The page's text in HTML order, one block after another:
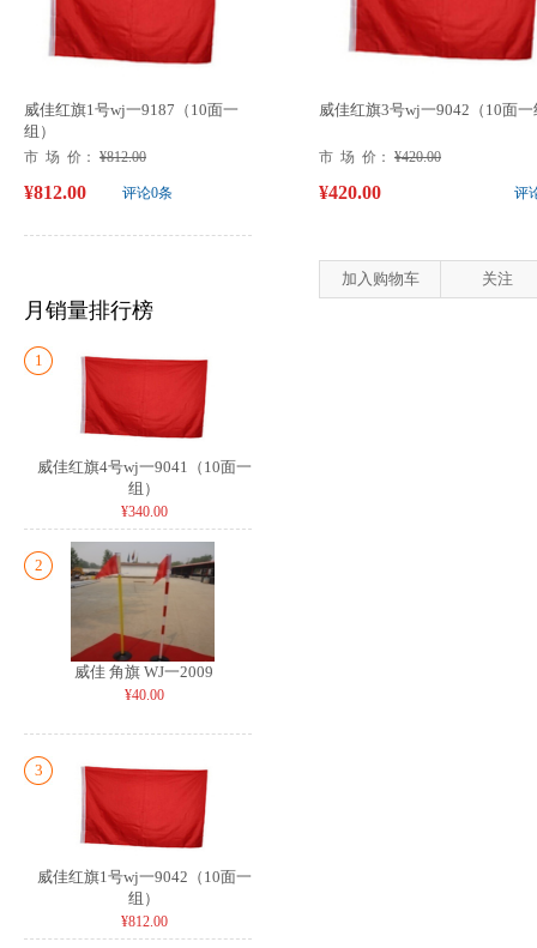
威佳红旗1号wj一9187（10面一
组）
市 场 价： ¥812.00
评论0条
¥812.00
月销量排行榜
1
威佳红旗4号wj一9041（10面一
组）
¥340.00
2
威佳 角旗 WJ一2009
¥40.00
3
威佳红旗1号wj一9042（10面一
组）
¥812.00
威佳红旗3号wj一9042（10面一
市 场 价： ¥420.00
评
¥420.00
加入购物车 关注